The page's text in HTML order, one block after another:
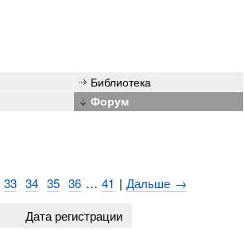
Библиотека
Форум
33 34 35 36 …41 |Дальше →
Дата регистрации